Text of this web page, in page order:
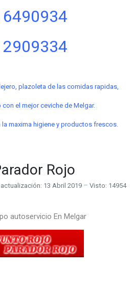
plazoleta de las comidas rapidas,
el mejor ceviche de Melgar.
maxima higiene y productos frescos.
Rojo
13 Abril 2019 Visto: 14954
autoservicio En Melgar